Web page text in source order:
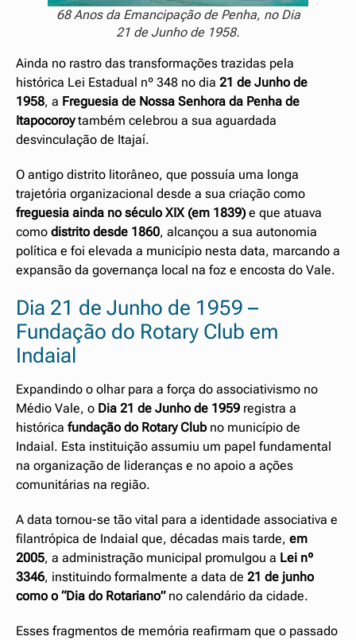
68 Anos da Emancipação de Penha, no Dia
21 de Junho de 1958.
Ainda no rastro das transformações trazidas pela
histórica Lei Estadual nº 348 no dia 21 de Junho de
1958, a Freguesia de Nossa Senhora da Penha de
Itapocoroytambém celebrou a sua aguardada
desvinculação de Itajaí.
O antigo distrito litorâneo, que possuía uma longa
trajetória organizacional desde a sua criação como
freguesia ainda no século XIX (em 1839)e que atuava
como distrito desde 1860, alcançou a sua autonomia
política e foi elevada a município nesta data, marcando a
expansão da governança local na foz e encosta do Vale.
Dia 21 de Junho de 1959 –
Fundação do Rotary Club em
Indaial
Expandindo o olhar para a força do associativismo no
Médio Vale, o Dia 21 de Junho de 1959 registra a
histórica fundação do Rotary Clubno município de
Indaial. Esta instituição assumiu um papel fundamental
na organização de lideranças e no apoio a ações
comunitárias na região.
A data tornou-se tão vital para a identidade associativa e
filantrópica de Indaial que, décadas mais tarde, em
2005, a administração municipal promulgou a Lei nº
3346, instituindo formalmente a data de 21 de junho
como o “Dia do Rotariano”no calendário da cidade.
Esses fragmentos de memória reafirmam que o passado